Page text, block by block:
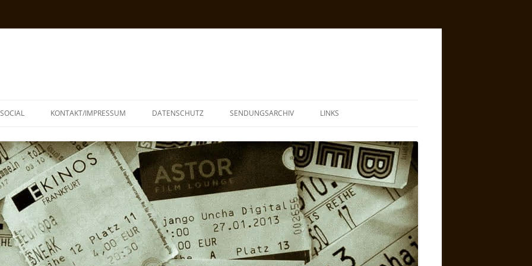
SOCIAL KONTAKT/IMPRESSUM DATENSCHUTZ SENDUNGSARCHIV LINKS